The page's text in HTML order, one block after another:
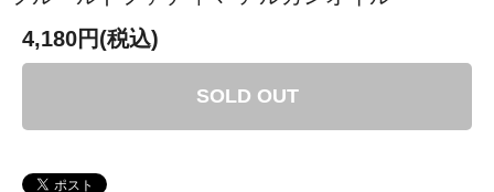
4,180円(税込)
SOLD OUT